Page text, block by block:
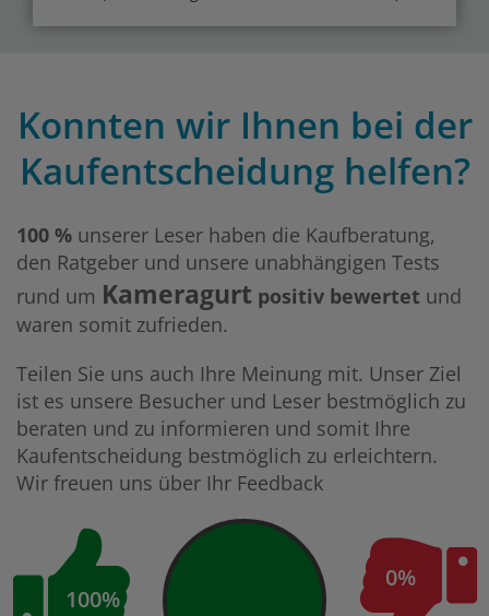
Konnten wir Ihnen bei der
Kaufentscheidung helfen?
100 % unserer Leser haben die Kaufberatung,
den Ratgeber und unsere unabhängigen Tests
rund um Kameragurt positiv bewertet und
waren somit zufrieden.
Teilen Sie uns auch Ihre Meinung mit. Unser Ziel
ist es unsere Besucher und Leser bestmöglich zu
beraten und zu informieren und somit Ihre
Kaufentscheidung bestmöglich zu erleichtern.
Wir freuen uns über Ihr Feedback
100%
0%